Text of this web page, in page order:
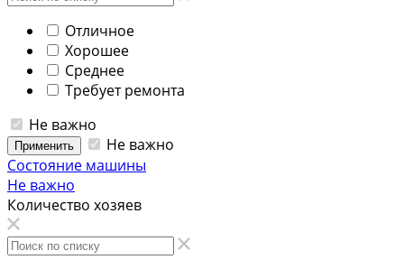
Отличное
Хорошее
Среднее
Требует ремонта
Не важно
Применить
Не важно
Состояние машины
Не важно
Количество хозяев